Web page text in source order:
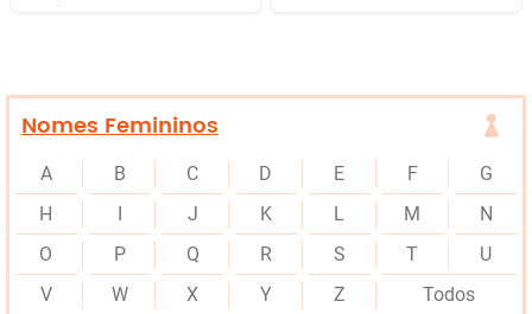
Nomes Femininos
A B C D E F
G
H
I J K L M
N
O
P Q R S T
U
V
W X Y Z Todos